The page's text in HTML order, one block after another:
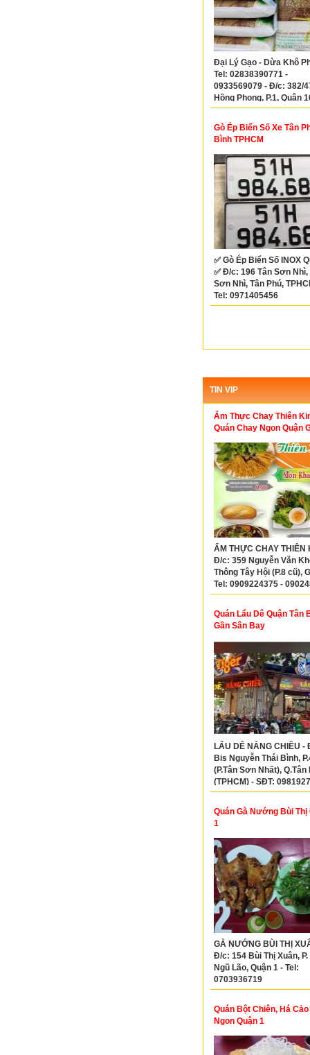
Đại Lý Gạo - Dừa Khô
Tel: 02838390771 -
0933569079 - Đ/c: 382/
Hồng Phong, P.1, Quận
Gò Ép Biển Số Xe Tân
Bình TPHCM
✅ Gò Ép Biển Số INOX
✅ Đ/c: 196 Tân Sơn Nhì,
Sơn Nhì, Tân Phú,
Tel: 0971405456
TIN VIP
Ẩm Thực Chay Thiên
Quán Chay Ngon Quận
ẨM THỰC CHAY THIÊN
Đ/c: 359 Nguyễn Văn
Thông Tây Hội (P.8 cũ),
Tel: 0909224375 -
Quán Lẩu Dê Quận Tân
Gần Sân Bay
LẨU DÊ NẮNG CHIỀU -
Bis Nguyễn Thái Bình,
(P.Tân Sơn Nhất), Q.Tân
(TPHCM) - SĐT:
Quán Gà Nướng Bùi Thị
1
GÀ NƯỚNG BÙI THỊ
Đ/c: 154 Bùi Thị Xuân, P.
Ngũ Lão, Quận 1 - Tel:
0703936719
Quán Bột Chiên, Há
Ngon Quận 1